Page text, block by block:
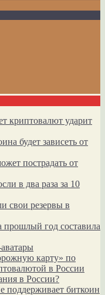
криптовалют ударит
будет зависеть от
пострадать от
в два раза за 10
свои резервы в
год составила
карту» по
в России
в России?
поддерживает биткоин